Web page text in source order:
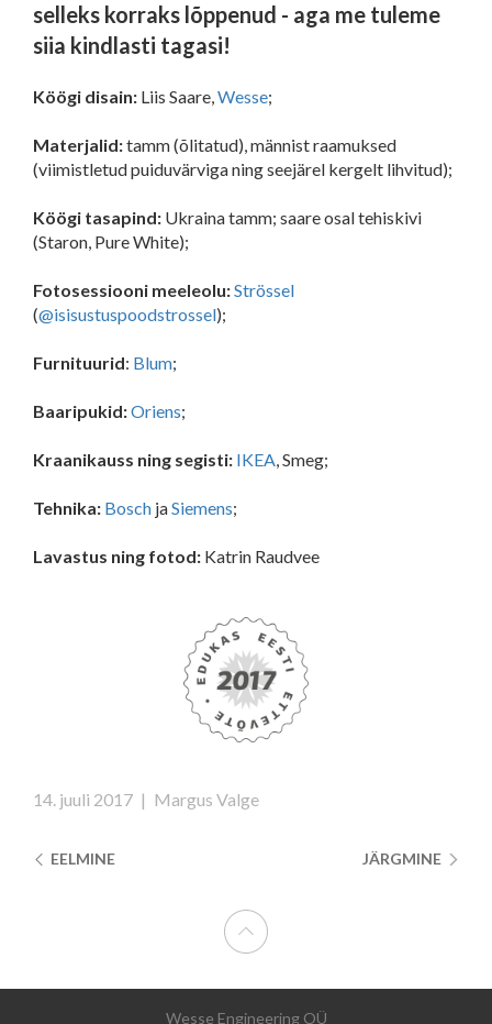
selleks korraks lõppenud - aga me tuleme
siia kindlasti tagasi!
Köögi disain: Liis Saare,Wesse;
Materjalid:tamm (õlitatud), männist raamuksed
(viimistletud puiduvärviga ning seejärel kergelt lihvitud);
Köögi tasapind: Ukraina tamm; saare osal tehiskivi
(Staron, Pure White);
Fotosessiooni meeleolu:Strössel
(@isisustuspoodstrossel);
Furnituurid: Blum;
Baaripukid:Oriens;
Kraanikauss ning segisti: IKEA, Smeg;
Tehnika: Bosch jaSiemens;
Lavastus ning fotod: Katrin Raudvee
14. juuli 2017 | Margus Valge
JÄRGMINE
EELMINE
Wesse Engineering OÜ